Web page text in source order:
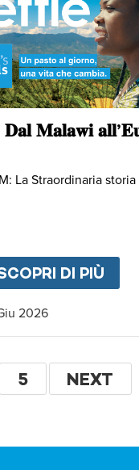
𝐌𝐚𝐥𝐚𝐰𝐢
La Straordinaria
DI PIÙ
2026
PAGINA
5
PAGINA
NEXT